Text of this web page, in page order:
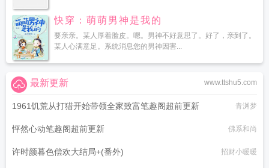
快穿：萌萌男神是我的
要亲亲。某人厚着脸皮。嗯。男神不好意思了。好了，亲到了。
某人心满意足。系统消息您的男神因害...
www.ttshu5.com
最新更新
1961饥荒从打猎开始带领全家致富笔趣阁超前更新 青渊梦
怦然心动笔趣阁超前更新 佛系和尚
许时颜暮色偿欢大结局+(番外) 招财小暖暖